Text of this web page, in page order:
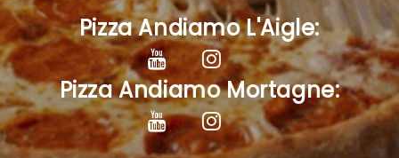
Pizza Andiamo L'Aigle:
Pizza Andiamo Mortagne: